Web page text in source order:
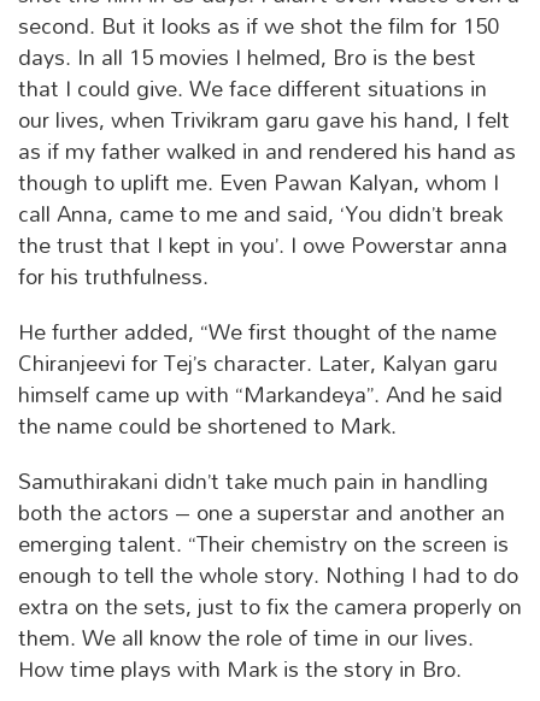
second. But it looks as if we shot the film for 150
days. In all 15 movies I helmed, Bro is the best
that I could give. We face different situations in
our lives, when Trivikram garu gave his hand, I felt
as if my father walked in and rendered his hand as
though to uplift me. Even Pawan Kalyan, whom I
call Anna, came to me and said, ‘You didn’t break
the trust that I kept in you’. I owe Powerstar anna
for his truthfulness.
He further added, “We first thought of the name
Chiranjeevi for Tej’s character. Later, Kalyan garu
himself came up with “Markandeya”. And he said
the name could be shortened to Mark.
Samuthirakani didn’t take much pain in handling
both the actors – one a superstar and another an
emerging talent. “Their chemistry on the screen is
enough to tell the whole story. Nothing I had to do
extra on the sets, just to fix the camera properly on
them. We all know the role of time in our lives.
How time plays with Mark is the story in Bro.